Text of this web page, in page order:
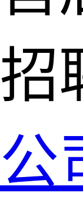
招
公